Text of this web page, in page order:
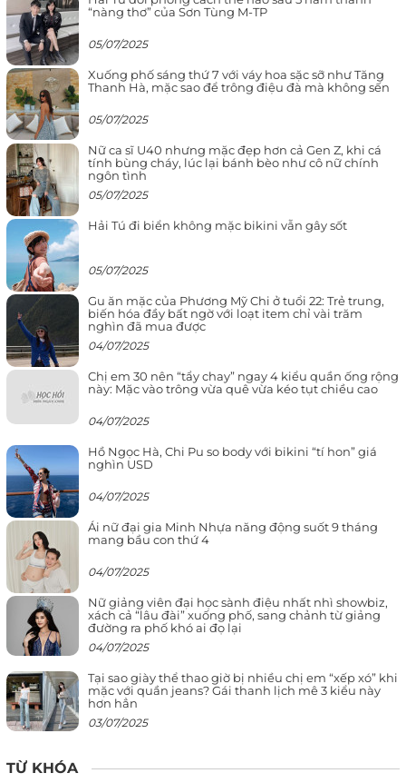
“nàng thơ” của Sơn Tùng M-TP
05/07/2025
Xuống phố sáng thứ 7 với váy hoa sặc sỡ như Tăng
Thanh Hà, mặc sao để trông điệu đà mà không sến
05/07/2025
Nữ ca sĩ U40 nhưng mặc đẹp hơn cả Gen Z, khi cá
tính bùng cháy, lúc lại bánh bèo như cô nữ chính
ngôn tình
05/07/2025
Hải Tú đi biển không mặc bikini vẫn gây sốt
05/07/2025
Gu ăn mặc của Phương Mỹ Chi ở tuổi 22: Trẻ trung,
biến hóa đầy bất ngờ với loạt item chỉ vài trăm
nghìn đã mua được
04/07/2025
Chị em 30 nên “tẩy chay” ngay 4 kiểu quần ống rộng
này: Mặc vào trông vừa quê vừa kéo tụt chiều cao
04/07/2025
Hồ Ngọc Hà, Chi Pu so body với bikini “tí hon” giá
nghìn USD
04/07/2025
Ái nữ đại gia Minh Nhựa năng động suốt 9 tháng
mang bầu con thứ 4
04/07/2025
Nữ giảng viên đại học sành điệu nhất nhì showbiz,
xách cả “lâu đài” xuống phố, sang chảnh từ giảng
đường ra phố khó ai đọ lại
04/07/2025
Tại sao giày thể thao giờ bị nhiều chị em “xếp xó” khi
mặc với quần jeans? Gái thanh lịch mê 3 kiểu này
hơn hẳn
03/07/2025
TỪ KHÓA